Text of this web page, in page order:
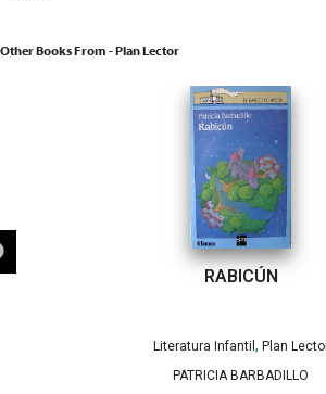
Other Books From - Plan Lector
RABICÚN
Literatura Infantil , Plan
PATRICIA BARBADILLO